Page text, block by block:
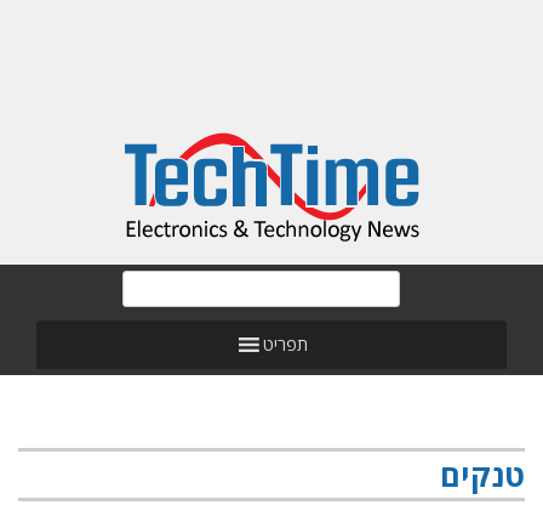
תפריט
טנקים